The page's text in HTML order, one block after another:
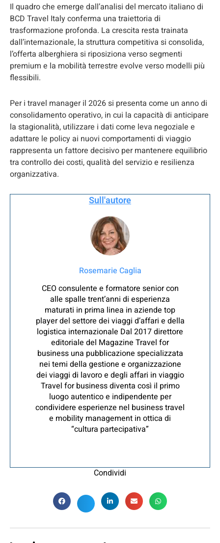
Il quadro che emerge dall’analisi del mercato italiano di
BCD Travel Italy conferma una traiettoria di
trasformazione profonda. La crescita resta trainata
dall’internazionale, la struttura competitiva si consolida,
l’offerta alberghiera si riposiziona verso segmenti
premium e la mobilità terrestre evolve verso modelli più
flessibili.
Per i travel manager il 2026 si presenta come un anno di
consolidamento operativo, in cui la capacità di anticipare
la stagionalità, utilizzare i dati come leva negoziale e
adattare le policy ai nuovi comportamenti di viaggio
rappresenta un fattore decisivo per mantenere equilibrio
tra controllo dei costi, qualità del servizio e resilienza
organizzativa.
Sull'autore
Rosemarie Caglia
CEO consulente e formatore senior con
alle spalle trent’anni di esperienza
maturati in prima linea in aziende top
player del settore dei viaggi d’affari e della
logistica internazionale Dal 2017 direttore
editoriale del Magazine Travel for
business una pubblicazione specializzata
nei temi della gestione e organizzazione
dei viaggi di lavoro e degli affari in viaggio
Travel for business diventa così il primo
luogo autentico e indipendente per
condividere esperienze nel business travel
e mobility management in ottica di
“cultura partecipativa”
Condividi